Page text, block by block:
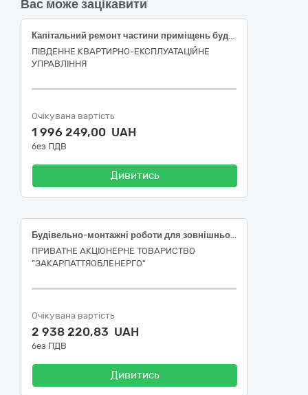
Вас може зацікавити
Капітальний ремонт частини приміщень будівлі за ГП № * (адміністративна будівля), військового містечка №***, м. Одеса. Коригування
ПІВДЕННЕ КВАРТИРНО-ЕКСПЛУАТАЦІЙНЕ
УПРАВЛІННЯ
Очікувана вартість
1 996 249,00 UAH
без ПДВ
Дивитись
Будівельно-монтажні роботи для зовнішнього електропостачання нежитлових приміщень, за адресою: Ужгородський р-н, Баранинська ТГ, с. Баранинці, вул. Центральна, 150 А (2124880300:10:014:0018) (Нестандартне приєднання)
ПРИВАТНЕ АКЦІОНЕРНЕ ТОВАРИСТВО
"ЗАКАРПАТТЯОБЛЕНЕРГО"
Очікувана вартість
2 938 220,83 UAH
без ПДВ
Дивитись